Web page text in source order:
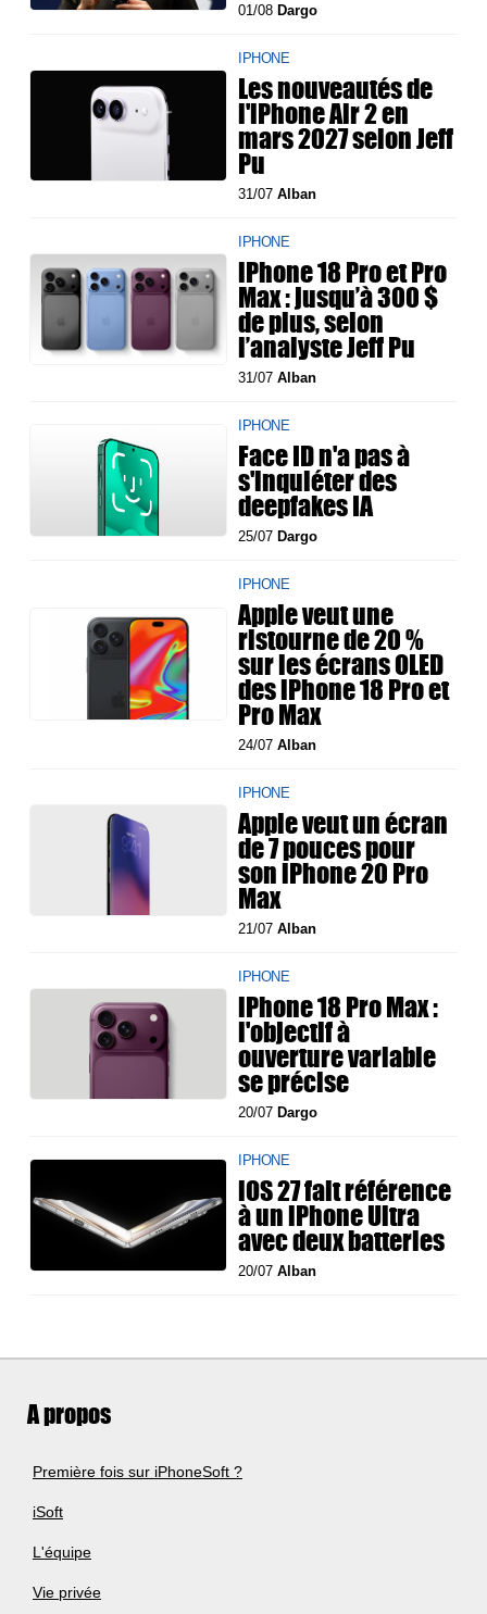
01/08Dargo
IPHONE
Les nouveautés de
l'iPhone Air 2 en
mars 2027 selon Jeff
Pu
31/07Alban
IPHONE
iPhone 18 Pro et Pro
Max : jusqu’à 300 $
de plus, selon
l’analyste Jeff Pu
31/07Alban
IPHONE
Face ID n'a pas à
s'inquiéter des
deepfakes IA
25/07Dargo
IPHONE
Apple veut une
ristourne de 20 %
sur les écrans OLED
des iPhone 18 Pro et
Pro Max
24/07Alban
IPHONE
Apple veut un écran
de 7 pouces pour
son iPhone 20 Pro
Max
21/07Alban
IPHONE
iPhone 18 Pro Max :
l'objectif à
ouverture variable
se précise
20/07Dargo
IPHONE
iOS 27 fait référence
à un iPhone Ultra
avec deux batteries
20/07Alban
A propos
Première fois sur iPhoneSoft ?
iSoft
L'équipe
Vie privée